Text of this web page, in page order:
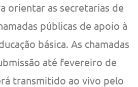
orientar as secretarias de
públicas de apoio à
básica. As chamadas
até fevereiro de
transmitido ao vivo pelo